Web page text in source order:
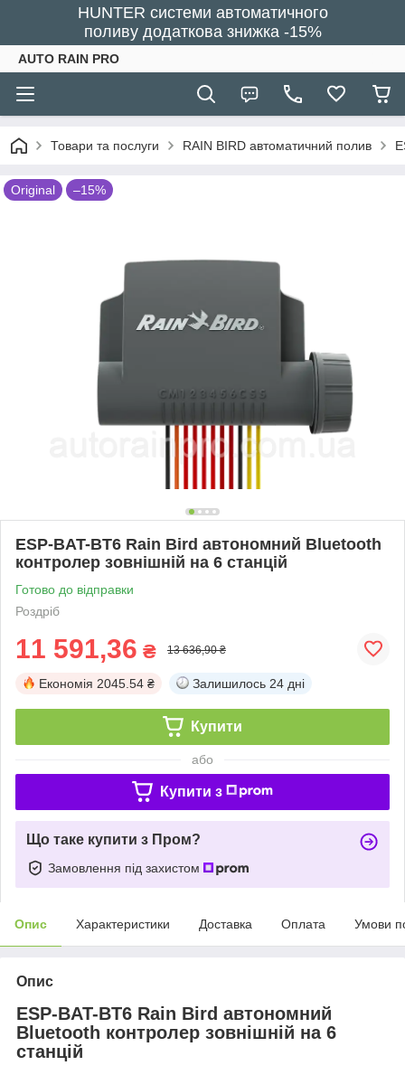
HUNTER системи автоматичного
поливу додаткова знижка -15%
AUTO RAIN PRO
Товари та послуги RAIN BIRD автоматичний полив
Original –15%
ESP-BAT-BT6 Rain Bird автономний Bluetooth
контролер зовнішній на 6 станцій
Готово до відправки
Роздріб
11 591,36 ₴ 13 636,90 ₴
Економія 2045.54 ₴ Залишилось 24 дні
Купити
або
Купити з
Що таке купити з Пром?
Замовлення під захистом
Опис Характеристики Доставка Оплата Умови
Опис
ESP-BAT-BT6 Rain Bird автономний
Bluetooth контролер зовнішній на 6
станцій